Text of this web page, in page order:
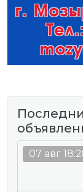
07 авг